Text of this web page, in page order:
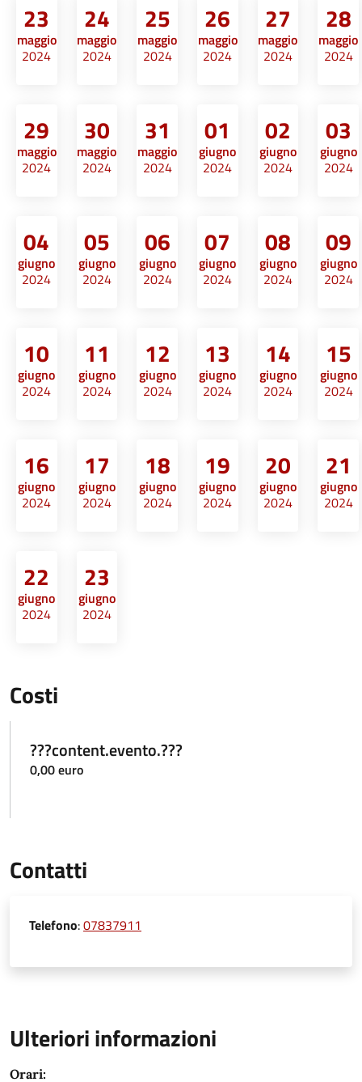
23
maggio
2024
24
maggio
2024
25
maggio
2024
26
maggio
2024
27
maggio
2024
28
maggio
2024
29
maggio
2024
30
maggio
2024
31
maggio
2024
01
giugno
2024
02
giugno
2024
03
giugno
2024
04
giugno
2024
05
giugno
2024
06
giugno
2024
07
giugno
2024
08
giugno
2024
09
giugno
2024
10
giugno
2024
11
giugno
2024
12
giugno
2024
13
giugno
2024
14
giugno
2024
15
giugno
2024
16
giugno
2024
17
giugno
2024
18
giugno
2024
19
giugno
2024
20
giugno
2024
21
giugno
2024
22
giugno
2024
23
giugno
2024
Costi
???content.evento.???
0,00 euro
Contatti
Telefono:07837911
Ulteriori informazioni
Orari: